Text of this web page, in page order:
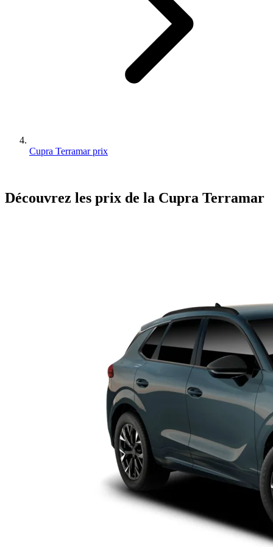
Cupra Terramar prix
Découvrez les prix de la Cupra Terramar